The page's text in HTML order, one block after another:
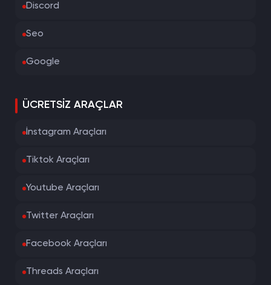
Discord
Seo
Google
ÜCRETSIZ ARAÇLAR
İnstagram Araçları
Tiktok Araçları
Youtube Araçları
Twitter Araçları
Facebook Araçları
Threads Araçları